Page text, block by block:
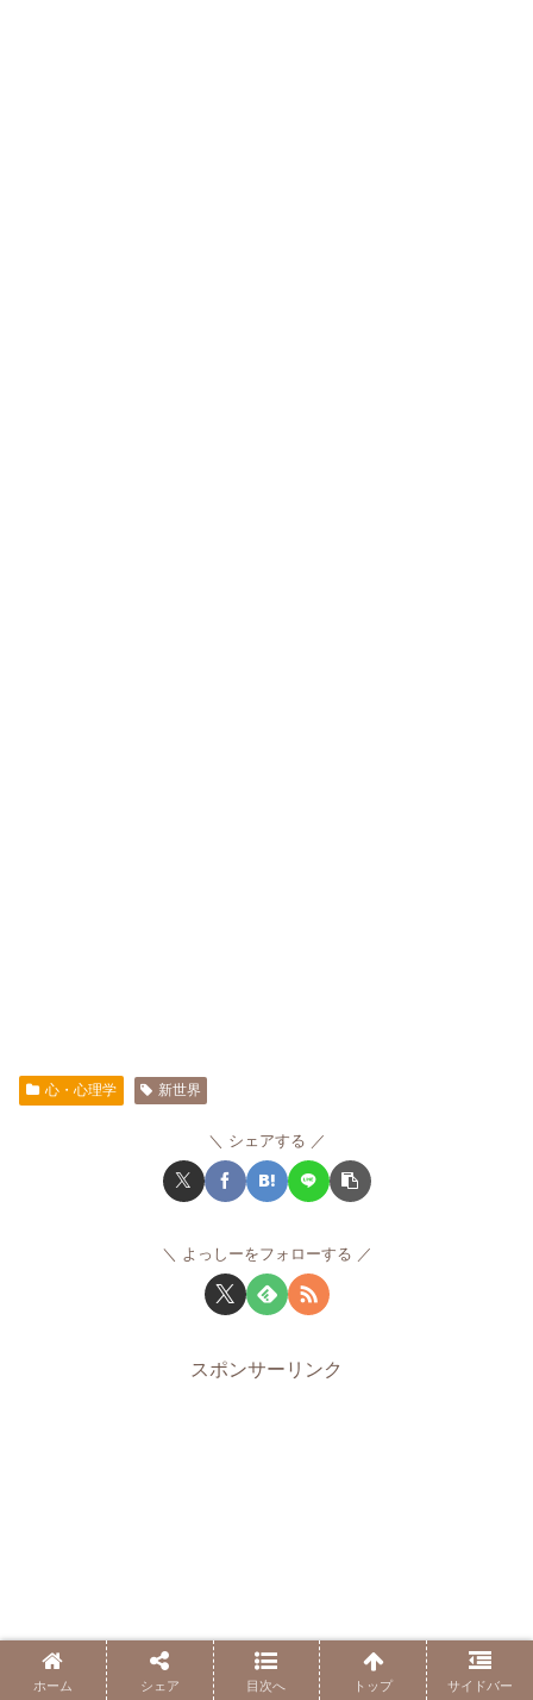
心・心理学 新世界
シェアする
よっしーをフォローする
スポンサーリンク
ホーム シェア 目次へ トップ サイドバー